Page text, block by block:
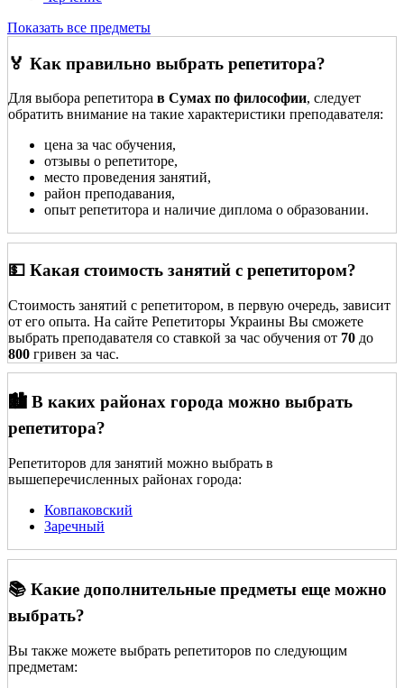
Показать все предметы
🏅 Как правильно выбрать репетитора?
Для выбора репетитора в Сумах по философии, следует
обратить внимание на такие характеристики преподавателя:
цена за час обучения,
отзывы о репетиторе,
место проведения занятий,
район преподавания,
опыт репетитора и наличие диплома о образовании.
💵 Какая стоимость занятий с репетитором?
Стоимость занятий с репетитором, в первую очередь, зависит
от его опыта. На сайте Репетиторы Украины Вы сможете
выбрать преподавателя со ставкой за час обучения от 70 до
800 гривен за час.
🏙️ В каких районах города можно выбрать
репетитора?
Репетиторов для занятий можно выбрать в
вышеперечисленных районах города:
Ковпаковский
Заречный
📚 Какие дополнительные предметы еще можно
выбрать?
Вы также можете выбрать репетиторов по следующим
предметам: